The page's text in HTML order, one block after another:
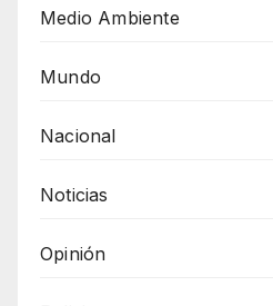
Medio Ambiente
Mundo
Nacional
Noticias
Opinión